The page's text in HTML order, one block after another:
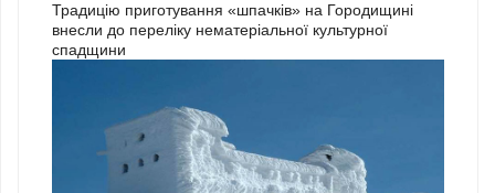
Традицію приготування «шпачків» на Городищині
внесли до переліку нематеріальної культурної
спадщини